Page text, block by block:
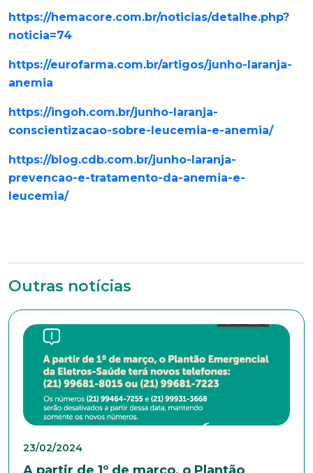
https://hemacore.com.br/noticias/detalhe.php?
noticia=74
https://eurofarma.com.br/artigos/junho-laranja-
anemia
https://ingoh.com.br/junho-laranja-
conscientizacao-sobre-leucemia-e-anemia/
https://blog.cdb.com.br/junho-laranja-
prevencao-e-tratamento-da-anemia-e-
leucemia/
Outras notícias
23/02/2024
Sexo
Masculino
Área de interesse
Anexar currículo*